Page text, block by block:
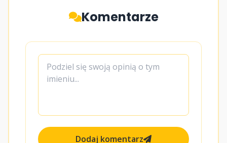
Komentarze
Dodaj komentarz